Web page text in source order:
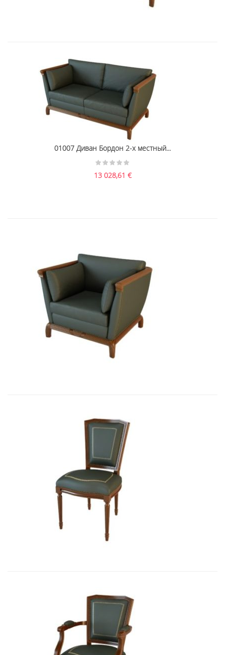
01007 Диван Бордон 2-х местный...
13 028,61 €
01006 Кресло Бордон...
9 434,46
Art&Moble 01004 Стул неподвижны...
2 850,33